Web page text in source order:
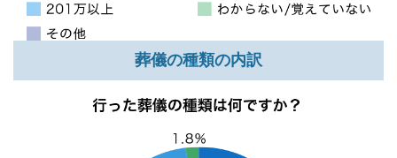
葬儀の種類の内訳